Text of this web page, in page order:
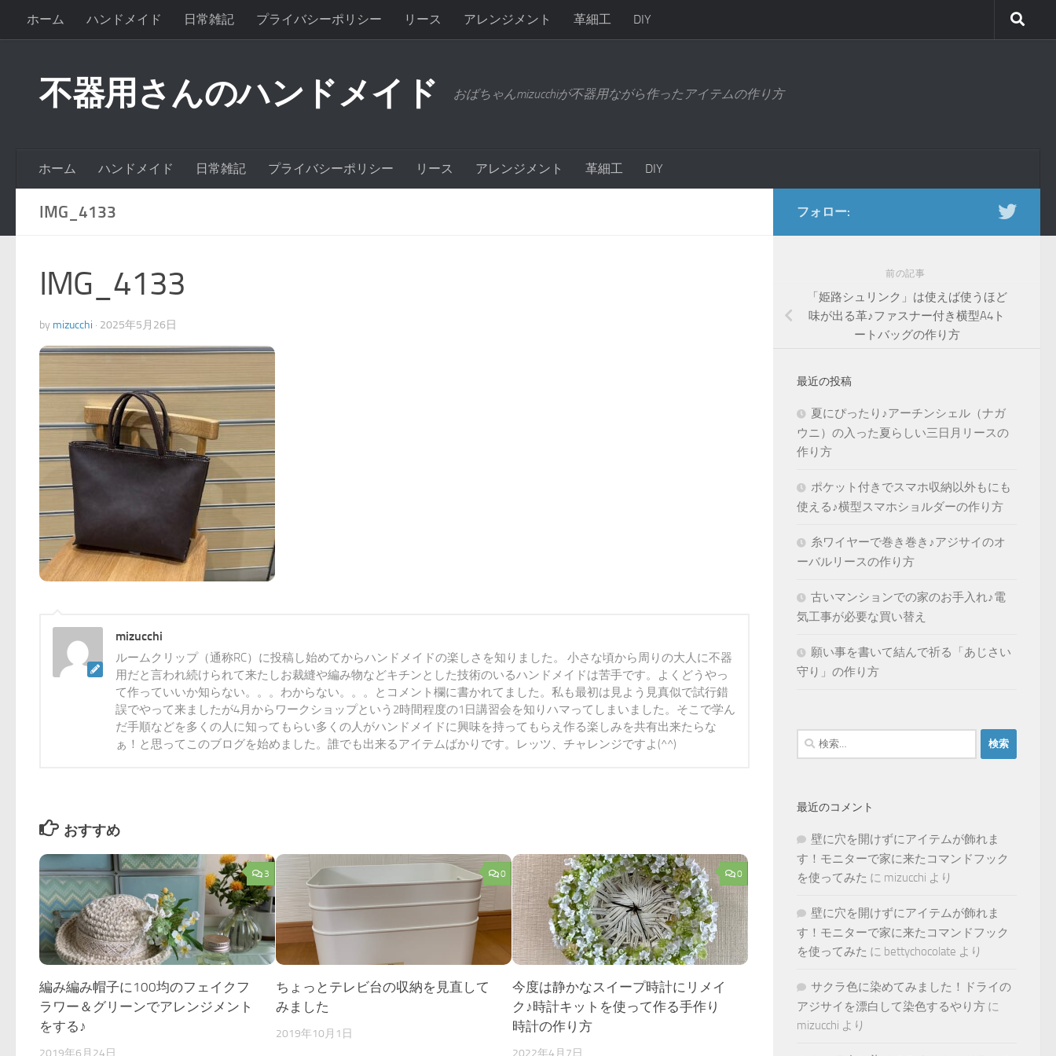
ホーム ハンドメイド 日常雑記 プライバシーポリシー リース アレンジメント 革細工 DIY
不器用さんのハンドメイド おばちゃんmizucchiが不器用ながら作ったアイテムの作り方
ホーム ハンドメイド 日常雑記 プライバシーポリシー リース アレンジメント 革細工 DIY
IMG_4133
IMG_4133
by mizucchi · 2025年5月26日
mizucchi
ルームクリップ（通称RC）に投稿し始めてからハンドメイドの楽しさを知りました。 小さな頃から周りの大人に不器
用だと言われ続けられて来たしお裁縫や編み物などキチンとした技術のいるハンドメイドは苦手です。よくどうやっ
て作っていいか知らない。。。わからない。。。とコメント欄に書かれてました。私も最初は見よう見真似で試行錯
誤でやって来ましたが4月からワークショップという2時間程度の1日講習会を知りハマってしまいました。そこで学ん
だ手順などを多くの人に知ってもらい多くの人がハンドメイドに興味を持ってもらえ作る楽しみを共有出来たらな
ぁ！と思ってこのブログを始めました。誰でも出来るアイテムばかりです。レッツ、チャレンジですよ(^^)
おすすめ
3
編み編み帽子に100均のフェイクフ
ラワー＆グリーンでアレンジメント
をする♪
0
ちょっとテレビ台の収納を見直して
みました
2019年10月1日
0
今度は静かなスイープ時計にリメイ
ク♪時計キットを使って作る手作り
時計の作り方
フォロー:
前の記事
「姫路シュリンク」は使えば使うほど
味が出る革♪ファスナー付き横型A4ト
ートバッグの作り方
最近の投稿
夏にぴったり♪アーチンシェル（ナガ
ウニ）の入った夏らしい三日月リースの
作り方
ポケット付きでスマホ収納以外もにも
使える♪横型スマホショルダーの作り方
糸ワイヤーで巻き巻き♪アジサイのオ
ーバルリースの作り方
古いマンションでの家のお手入れ♪電
気工事が必要な買い替え
願い事を書いて結んで祈る「あじさい
守り」の作り方
検
索:
最近のコメント
壁に穴を開けずにアイテムが飾れま
す！モニターで家に来たコマンドフック
を使ってみた に mizucchi より
壁に穴を開けずにアイテムが飾れま
す！モニターで家に来たコマンドフック
を使ってみた に bettychocolate より
サクラ色に染めてみました！ドライの
アジサイを漂白して染色するやり方 に
mizucchi より